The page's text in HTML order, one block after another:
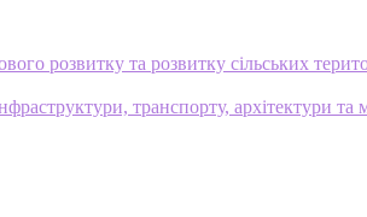
розвитку та розвитку сільських
транспорту, архітектури та